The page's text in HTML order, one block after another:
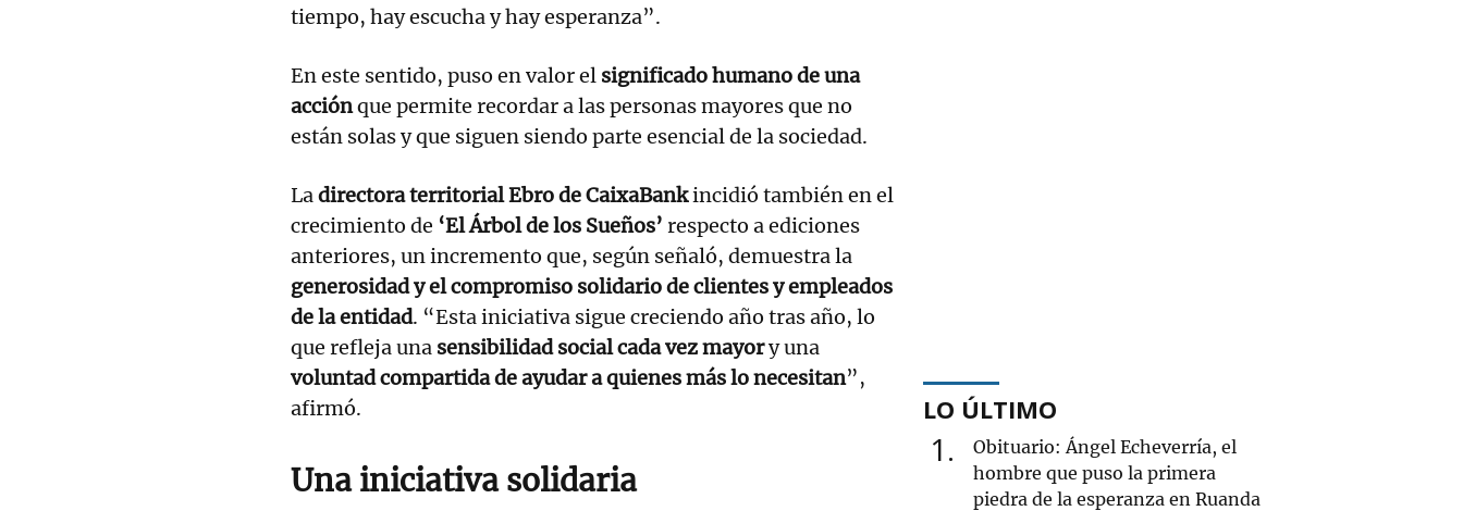
tiempo, hay escucha y hay esperanza”.
En este sentido, puso en valor el significado humano de una
acciónque permite recordar a las personas mayores que no
están solas y que siguen siendo parte esencial de la sociedad.
Ladirectora territorial Ebro de CaixaBankincidió también en el
crecimiento de ‘El Árbol de los Sueños’ respecto a ediciones
anteriores, un incremento que, según señaló, demuestra la
generosidad y el compromiso solidario de clientes y empleados
de la entidad. “Esta iniciativa sigue creciendo año tras año, lo
que refleja una sensibilidad social cada vez mayory una
voluntad compartida de ayudar a quienes más lo necesitan”,
afirmó.
Una iniciativa solidaria
LO ÚLTIMO
1
Obituario: Ángel Echeverría, el
hombre que puso la primera
piedra de la esperanza en Ruanda